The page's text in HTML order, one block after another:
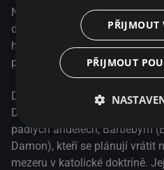
Nyní míří do New Jersey, kde
dogmatu, díky které se mohou
háčkem je, že to zničí lidstvo.
plánu se dá dohromady velmi
Dogma: Vzkříšení! Oslava 25.
DOGMA v režii Kevina Smithe
padlých andělech, Bartlebym
Damon), kteří se plánují vrátit
mezeru v katolické doktríně.
PŘIJMOUT
PŘIJMOUT